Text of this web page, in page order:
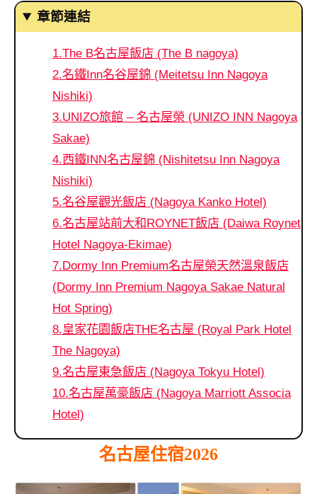
章節連結
1.The B名古屋飯店 (The B nagoya)
2.名鐵Inn名谷屋錦 (Meitetsu Inn Nagoya
Nishiki)
3.UNIZO旅館 – 名古屋榮 (UNIZO INN Nagoya
Sakae)
4.西鐵INN名古屋錦 (Nishitetsu Inn Nagoya
Nishiki)
5.名谷屋觀光飯店 (Nagoya Kanko Hotel)
6.名古屋站前大和ROYNET飯店 (Daiwa Roynet
Hotel Nagoya-Ekimae)
7.Dormy Inn Premium名古屋榮天然溫泉飯店
(Dormy Inn Premium Nagoya Sakae Natural
Hot Spring)
8.皇家花園飯店THE名古屋 (Royal Park Hotel
The Nagoya)
9.名古屋東急飯店 (Nagoya Tokyu Hotel)
10.名古屋萬豪飯店 (Nagoya Marriott Associa
Hotel)
名古屋住宿2026